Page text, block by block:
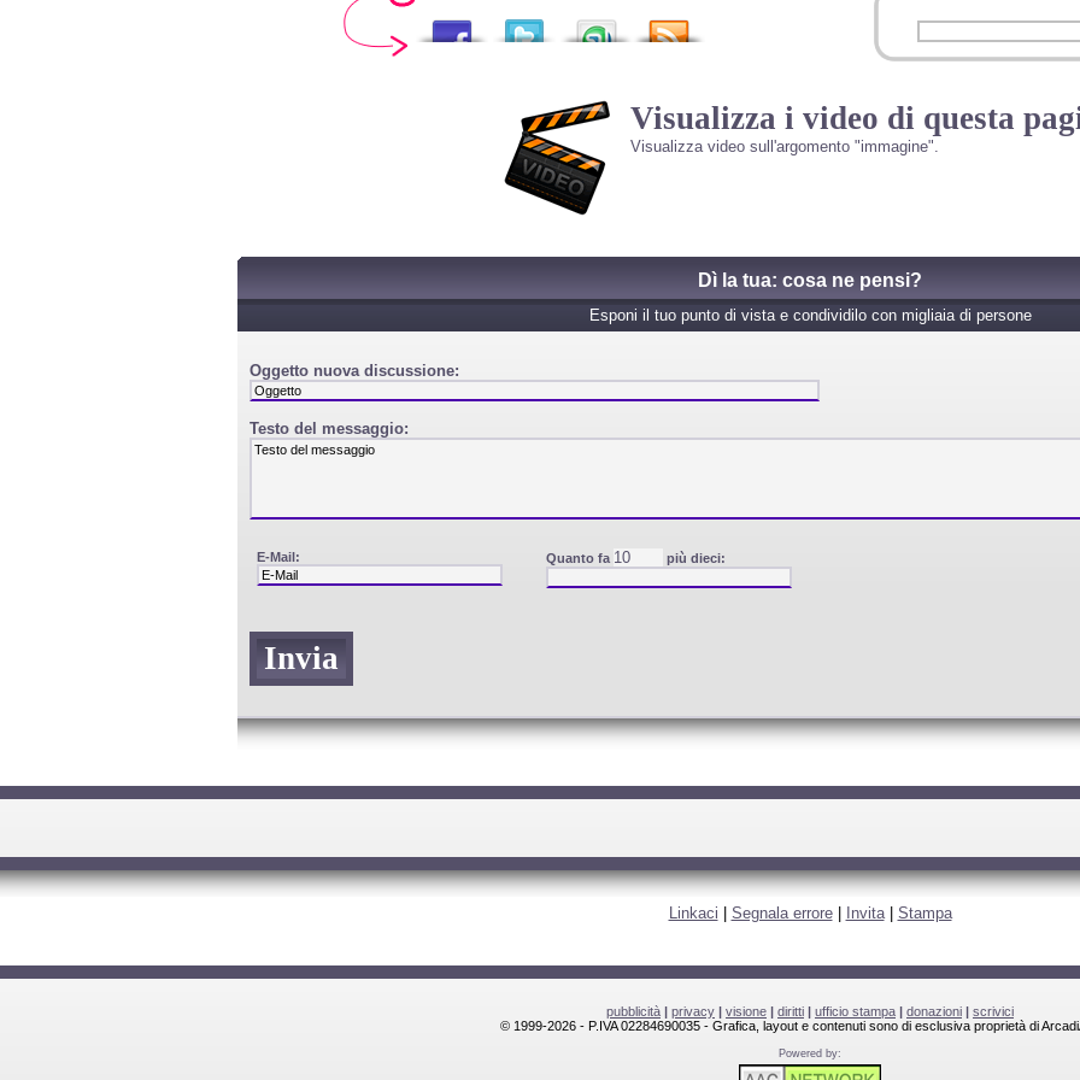
Visualizza i video di questa
Visualizza video sull'argomento "immagine".
Dì la tua: cosa ne pensi?
Esponi il tuo punto di vista e condividilo con migliaia di persone
Oggetto nuova discussione:
Testo del messaggio:
E-Mail: Quanto fa più dieci:
Linkaci Segnala errore| Invita| Stampa
pubblicità | privacy | visione | diritti | ufficio stampa | donazioni | scrivici
© 1999-2026 - P.IVA 02284690035 - Grafica, layout e contenuti sono di esclusiva proprietà di
Powered by: